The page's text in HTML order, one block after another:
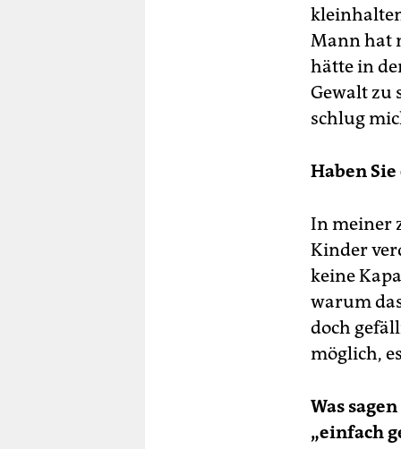
Mann hat
hätte in
Gewalt zu
schlug
Haben
In meiner
Kinder
keine
warum
doch
möglich,
Was
„einfach